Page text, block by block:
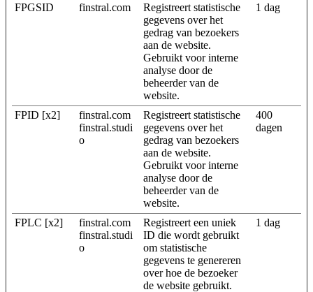
FPGSID finstral.com
Registreert statistische
gegevens over het
gedrag van bezoekers
aan de website.
Gebruikt voor interne
analyse door de
beheerder van de
website.
1 dag
FPID [x2]
finstral.com
finstral.studi
o
Registreert statistische
gegevens over het
gedrag van bezoekers
aan de website.
Gebruikt voor interne
analyse door de
beheerder van de
website.
400
dagen
FPLC [x2]
finstral.com
finstral.studi
o
Registreert een uniek
ID die wordt gebruikt
om statistische
gegevens te genereren
over hoe de bezoeker
de website gebruikt.
1 dag